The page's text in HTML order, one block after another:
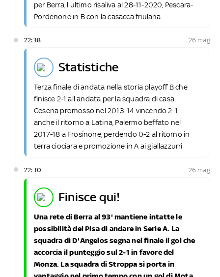
per Berra, l'ultimo risaliva al 28-11-2020, Pescara-
Pordenone in B con la casacca friulana
22:38 26 mag
statistiche
Terza finale di andata nella storia playoff B che
finisce 2-1 all andata per la squadra di casa.
Cesena promosso nel 2013-14 vincendo 2-1
anche il ritorno a Latina, Palermo beffato nel
2017-18 a Frosinone, perdendo 0-2 al ritorno in
terra ciociara e promozione in A ai giallazzurri
22:30 26 mag
finisce qui!
Una rete di Berra al 93' mantiene intatte le
possibilità del Pisa di andare in Serie A. La
squadra di D'Angelos segna nel finale il gol che
accorcia il punteggio sul 2-1 in favore del
Monza. La squadra di Stroppa si porta in